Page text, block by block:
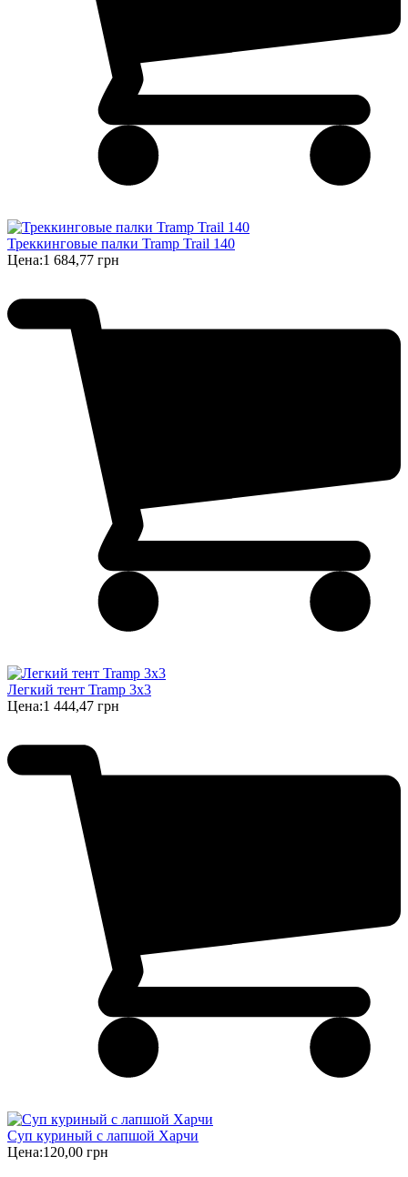
Треккинговые палки Tramp Trail 140
Цена:1 684,77 грн
Легкий тент Tramp 3x3
Цена:1 444,47 грн
Суп куриный с лапшой Харчи
Цена:120,00 грн